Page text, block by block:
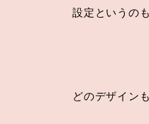
設定というの
どのデザイン